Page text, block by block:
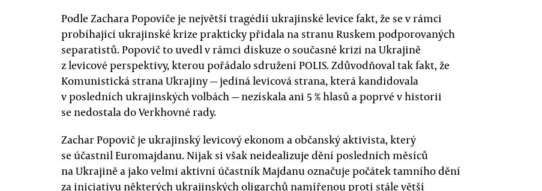
Podle Zachara Popoviče je největší tragédií ukrajinské levice fakt, že se v rámci
probíhající ukrajinské krize prakticky přidala na stranu Ruskem podporovaných
separatistů. Popovič to uvedl v rámci diskuze o současné krizi na Ukrajině
z levicové perspektivy, kterou pořádalo sdružení POLIS. Zdůvodňoval tak fakt, že
Komunistická strana Ukrajiny — jediná levicová strana, která kandidovala
v posledních ukrajinských volbách — nezískala ani 5 % hlasů a poprvé v historii
se nedostala do Verkhovné rady.
Zachar Popovič je ukrajinský levicový ekonom a občanský aktivista, který
se účastnil Euromajdanu. Nijak si však neidealizuje dění posledních měsíců
na Ukrajině a jako velmi aktivní účastník Majdanu označuje počátek tamního dění
za iniciativu některých ukrajinských oligarchů namířenou proti stále větší